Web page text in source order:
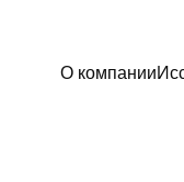
О компании